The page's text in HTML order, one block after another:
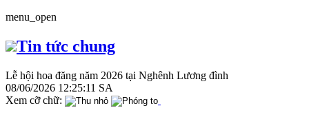
menu_open
Tin tức chung
Lễ hội hoa đăng năm 2026 tại Nghênh Lương đình
08/06/2026 12:25:11 SA
Xem cỡ chữ: